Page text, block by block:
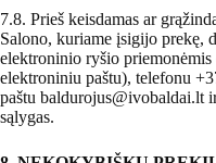
7.8. Prieš keisdamas ar
Salono, kuriame įsigijo prekę,
elektroninio ryšio
elektroniniu paštu), telefonu
paštu baldurojus@ivobaldai.lt
sąlygas.